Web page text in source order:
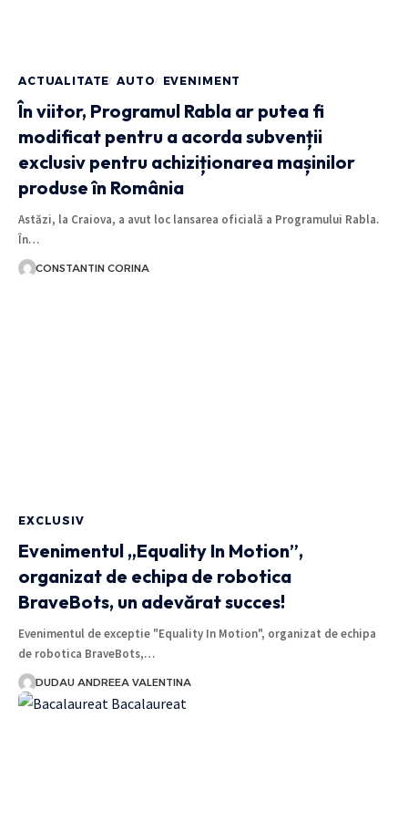
ACTUALITATE AUTO EVENIMENT
În viitor, Programul Rabla ar putea fi
modificat pentru a acorda subvenții
exclusiv pentru achiziționarea mașinilor
produse în România
Astăzi, la Craiova, a avut loc lansarea oficială a Programului Rabla.
În…
CONSTANTIN CORINA
EXCLUSIV
Evenimentul „Equality In Motion”,
organizat de echipa de robotica
BraveBots, un adevărat succes!
Evenimentul de exceptie "Equality In Motion", organizat de echipa
de robotica BraveBots,…
DUDAU ANDREEA VALENTINA